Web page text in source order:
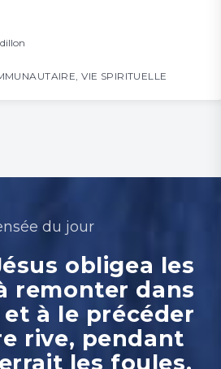
,VIE SPIRITUELLE
du jour
obligea les
remonter dans
à le précéder
rive, pendant
les foules.